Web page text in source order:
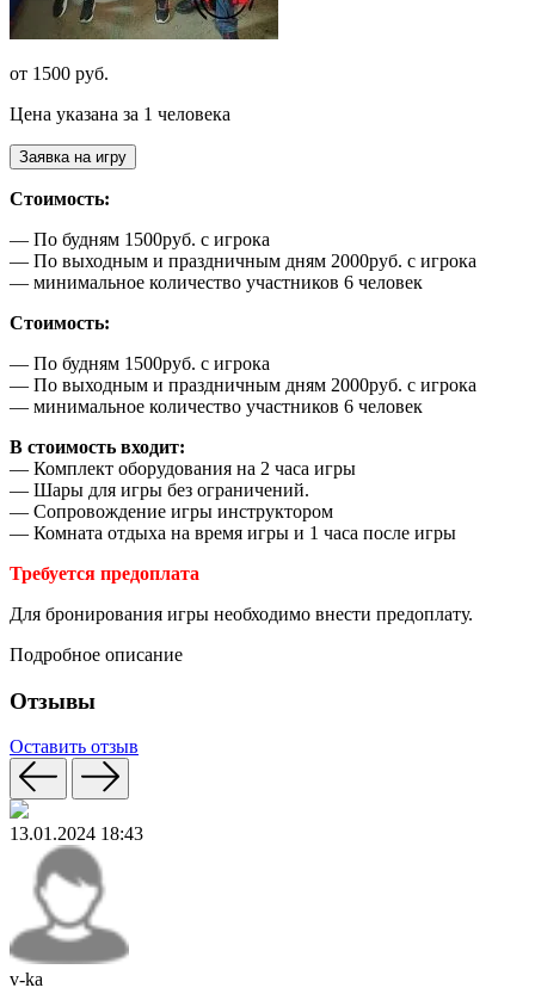
от 1500 руб.
Цена указана за 1 человека
Заявка на игру
Стоимость:
— По будням 1500руб. с игрока
— По выходным и праздничным дням 2000руб. с игрока
— минимальное количество участников 6 человек
Стоимость:
— По будням 1500руб. с игрока
— По выходным и праздничным дням 2000руб. с игрока
— минимальное количество участников 6 человек
В стоимость входит:
— Комплект оборудования на 2 часа игры
— Шары для игры без ограничений.
— Сопровождение игры инструктором
— Комната отдыха на время игры и 1 часа после игры
Требуется предоплата
Для бронирования игры необходимо внести предоплату.
Подробное описание
Отзывы
Оставить отзыв
13.01.2024 18:43
v-ka